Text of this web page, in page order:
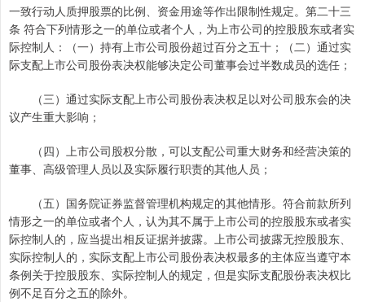
一致行动人质押股票的比例、资金用途等作出限制性规定。第二十三
条 符合下列情形之一的单位或者个人，为上市公司的控股股东或者实
际控制人：（一）持有上市公司股份超过百分之五十；（二）通过实
际支配上市公司股份表决权能够决定公司董事会过半数成员的选任；
（三）通过实际支配上市公司股份表决权足以对公司股东会的决
议产生重大影响；
（四）上市公司股权分散，可以支配公司重大财务和经营决策的
董事、高级管理人员以及实际履行职责的其他人员；
（五）国务院证券监督管理机构规定的其他情形。符合前款所列
情形之一的单位或者个人，认为其不属于上市公司的控股股东或者实
际控制人的，应当提出相反证据并披露。上市公司披露无控股股东、
实际控制人的，实际支配上市公司股份表决权最多的主体应当遵守本
条例关于控股股东、实际控制人的规定，但是实际支配股份表决权比
例不足百分之五的除外。